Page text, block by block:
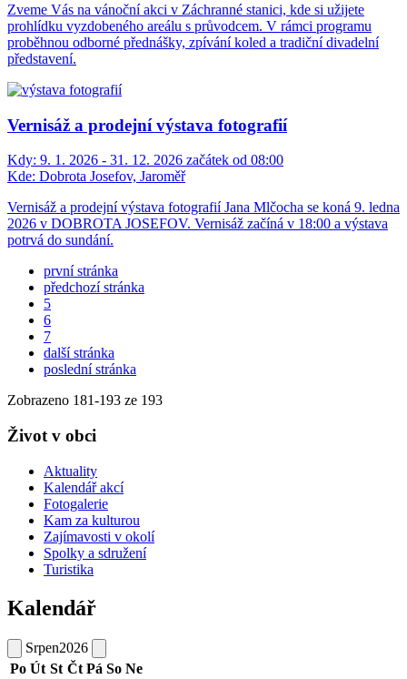
Zveme Vás na vánoční akci v Záchranné stanici, kde si užijete
prohlídku vyzdobeného areálu s průvodcem. V rámci programu
proběhnou odborné přednášky, zpívání koled a tradiční divadelní
představení.
Vernisáž a prodejní výstava fotografií
Kdy: 9. 1. 2026 - 31. 12. 2026 začátek od 08:00
Kde: Dobrota Josefov, Jaroměř
Vernisáž a prodejní výstava fotografií Jana Mlčocha se koná 9. ledna
2026 v DOBROTA JOSEFOV. Vernisáž začíná v 18:00 a výstava
potrvá do sundání.
první stránka
předchozí stránka
5
6
7
další stránka
poslední stránka
Zobrazeno 181-193 ze 193
Život v obci
Aktuality
Kalendář akcí
Fotogalerie
Kam za kulturou
Zajímavosti v okolí
Spolky a sdružení
Turistika
Kalendář
Srpen2026
Po Út St Čt Pá So Ne